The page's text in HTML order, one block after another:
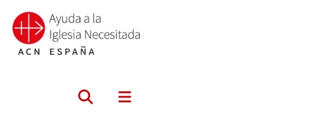
Saltar
contenido